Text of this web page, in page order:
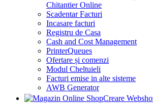
Chitantier Online
Scadentar Facturi
Incasare facturi
Registru de Casa
Cash and Cost Management
PrinterQueues
Ofertare și comenzi
Modul Cheltuieli
Facturi emise in alte sisteme
AWB Generator
Creare